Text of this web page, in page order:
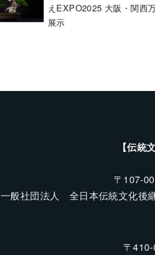
えEXPO2025 大阪・関西
展示
【伝統
〒107-
一般社団法人 全日本伝統文化後
〒